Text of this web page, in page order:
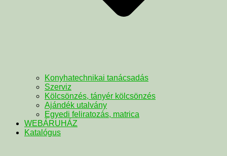
Konyhatechnikai tanácsadás
Szerviz
Kölcsönzés, tányér kölcsönzés
Ajándék utalvány
Egyedi feliratozás, matrica
WEBÁRUHÁZ
Katalógus